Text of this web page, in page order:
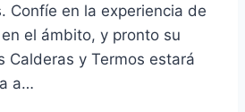
Confíe en la experiencia de
el ámbito, y pronto su
Calderas y Termos estará
a…